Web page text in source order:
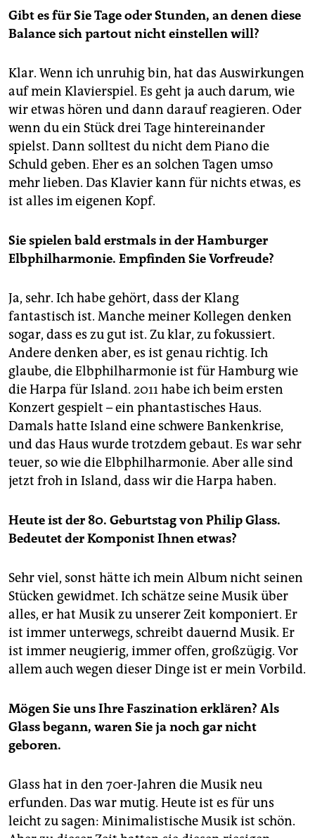
Gibt es für Sie Tage oder Stunden, an denen diese
Balance sich partout nicht einstellen will?
Klar. Wenn ich unruhig bin, hat das Auswirkungen
auf mein Klavierspiel. Es geht ja auch darum, wie
wir etwas hören und dann darauf reagieren. Oder
wenn du ein Stück drei Tage hintereinander
spielst. Dann solltest du nicht dem Piano die
Schuld geben. Eher es an solchen Tagen umso
mehr lieben. Das Klavier kann für nichts etwas, es
ist alles im eigenen Kopf.
Sie spielen bald erstmals in der Hamburger
Elbphilharmonie. Empfinden Sie Vorfreude?
Ja, sehr. Ich habe gehört, dass der Klang
fantastisch ist. Manche meiner Kollegen denken
sogar, dass es zu gut ist. Zu klar, zu fokussiert.
Andere denken aber, es ist genau richtig. Ich
glaube, die Elbphilharmonie ist für Hamburg wie
die Harpa für Island. 2011 habe ich beim ersten
Konzert gespielt – ein phantastisches Haus.
Damals hatte Island eine schwere Bankenkrise,
und das Haus wurde trotzdem gebaut. Es war sehr
teuer, so wie die Elbphilharmonie. Aber alle sind
jetzt froh in Island, dass wir die Harpa haben.
Heute ist der 80. Geburtstag von Philip Glass.
Bedeutet der Komponist Ihnen etwas?
Sehr viel, sonst hätte ich mein Album nicht seinen
Stücken gewidmet. Ich schätze seine Musik über
alles, er hat Musik zu unserer Zeit komponiert. Er
ist immer unterwegs, schreibt dauernd Musik. Er
ist immer neugierig, immer offen, großzügig. Vor
allem auch wegen dieser Dinge ist er mein Vorbild.
Mögen Sie uns Ihre Faszination erklären? Als
Glass begann, waren Sie ja noch gar nicht
geboren.
Glass hat in den 70er-Jahren die Musik neu
erfunden. Das war mutig. Heute ist es für uns
leicht zu sagen: Minimalistische Musik ist schön.